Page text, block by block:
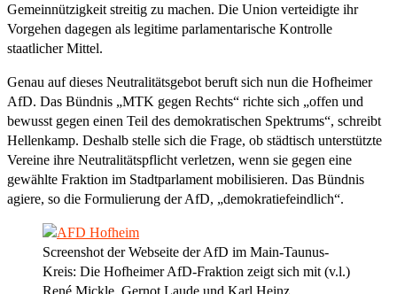
Gemeinnützigkeit streitig zu machen. Die Union verteidigte ihr
Vorgehen dagegen als legitime parlamentarische Kontrolle
staatlicher Mittel.
Genau auf dieses Neutralitätsgebot beruft sich nun die Hofheimer
AfD. Das Bündnis „MTK gegen Rechts“ richte sich „offen und
bewusst gegen einen Teil des demokratischen Spektrums“, schreibt
Hellenkamp. Deshalb stelle sich die Frage, ob städtisch unterstützte
Vereine ihre Neutralitätspflicht verletzen, wenn sie gegen eine
gewählte Fraktion im Stadtparlament mobilisieren. Das Bündnis
agiere, so die Formulierung der AfD, „demokratiefeindlich“.
Screenshot der Webseite der AfD im Main-Taunus-
Kreis: Die Hofheimer AfD-Fraktion zeigt sich mit (v.l.)
René Mickle, Gernot Laude und Karl Heinz